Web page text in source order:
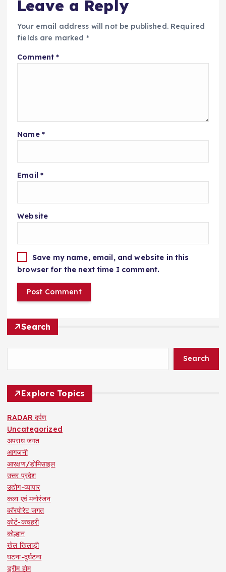
Leave a Reply
Your email address will not be published. Required
fields are marked *
Comment*
Name *
Email *
Website
Save my name, email, and website in this
browser for the next time I comment.
Search
Search
Explore Topics
RADAR दर्पण
Uncategorized
अपराध जगत
आगजनी
आरक्षण/डोमिसाइल
उत्तर प्रदेश
उद्योग-व्यापार
कला एवं मनोरंजन
कॉरपोरेट जगत
कोर्ट-कचहरी
कोल्हान
खेल खिलाड़ी
घटना-दुर्घटना
ड्रीम होम